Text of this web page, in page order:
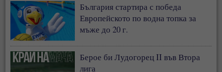
България стартира с победа
Европейското по водна топка за
мъже до 20 г.
Берое би Лудогорец II във Втора
лига